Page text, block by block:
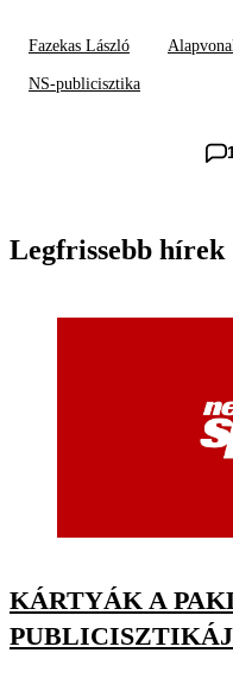
Fazekas László
NS-publicisztika
Legfrissebb hírek
KÁRTYÁK A